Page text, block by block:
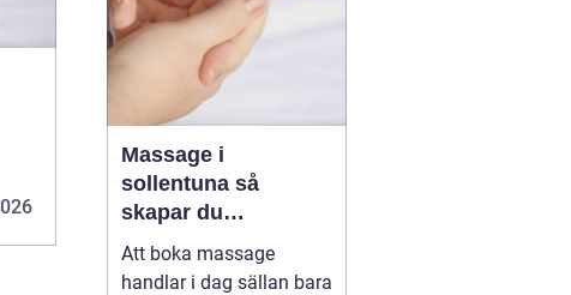
Massage i
sollentuna så
skapar du
återhämtning i
vardagen
Att boka massage
handlar i dag sällan bara